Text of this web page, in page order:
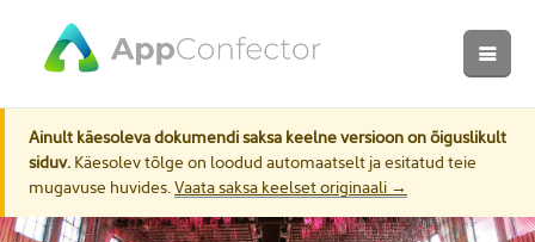
Ainult käesoleva dokumendi saksa keelne versioon on õiguslikult
siduv. Käesolev tõlge on loodud automaatselt ja esitatud teie
mugavuse huvides. Vaata saksa keelset originaali →